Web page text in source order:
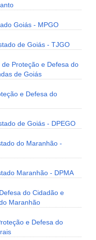
Goiás - MPGO
de Goiás - TJGO
Proteção e Defesa do
de Goiás
e Defesa do
de Goiás - DPEGO
do Maranhão -
Maranhão - DPMA
do Cidadão e
Maranhão
e Defesa do